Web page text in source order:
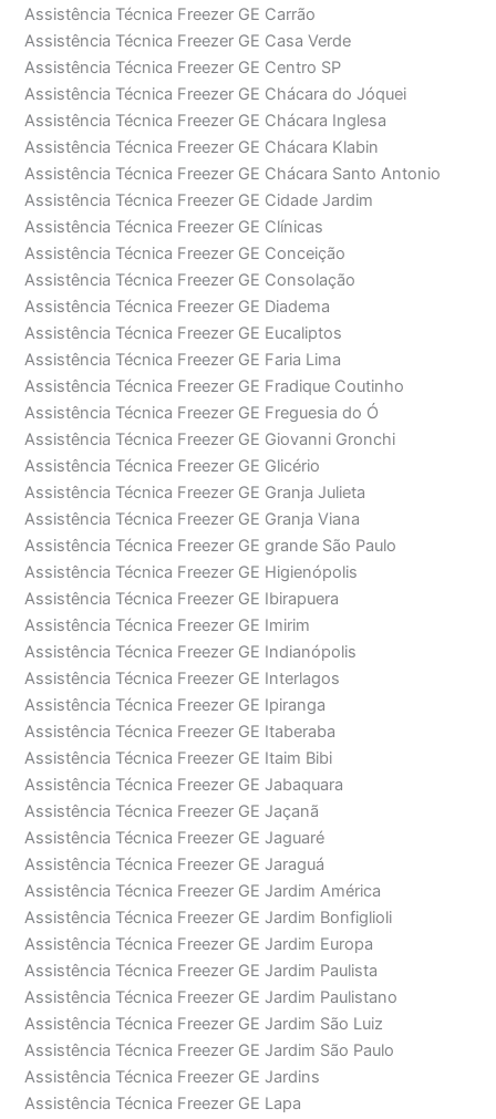
Assistência Técnica Freezer GE Carrão
Assistência Técnica Freezer GE Casa Verde
Assistência Técnica Freezer GE Centro SP
Assistência Técnica Freezer GE Chácara do Jóquei
Assistência Técnica Freezer GE Chácara Inglesa
Assistência Técnica Freezer GE Chácara Klabin
Assistência Técnica Freezer GE Chácara Santo Antonio
Assistência Técnica Freezer GE Cidade Jardim
Assistência Técnica Freezer GE Clínicas
Assistência Técnica Freezer GE Conceição
Assistência Técnica Freezer GE Consolação
Assistência Técnica Freezer GE Diadema
Assistência Técnica Freezer GE Eucaliptos
Assistência Técnica Freezer GE Faria Lima
Assistência Técnica Freezer GE Fradique Coutinho
Assistência Técnica Freezer GE Freguesia do Ó
Assistência Técnica Freezer GE Giovanni Gronchi
Assistência Técnica Freezer GE Glicério
Assistência Técnica Freezer GE Granja Julieta
Assistência Técnica Freezer GE Granja Viana
Assistência Técnica Freezer GE grande São Paulo
Assistência Técnica Freezer GE Higienópolis
Assistência Técnica Freezer GE Ibirapuera
Assistência Técnica Freezer GE Imirim
Assistência Técnica Freezer GE Indianópolis
Assistência Técnica Freezer GE Interlagos
Assistência Técnica Freezer GE Ipiranga
Assistência Técnica Freezer GE Itaberaba
Assistência Técnica Freezer GE Itaim Bibi
Assistência Técnica Freezer GE Jabaquara
Assistência Técnica Freezer GE Jaçanã
Assistência Técnica Freezer GE Jaguaré
Assistência Técnica Freezer GE Jaraguá
Assistência Técnica Freezer GE Jardim América
Assistência Técnica Freezer GE Jardim Bonfiglioli
Assistência Técnica Freezer GE Jardim Europa
Assistência Técnica Freezer GE Jardim Paulista
Assistência Técnica Freezer GE Jardim Paulistano
Assistência Técnica Freezer GE Jardim São Luiz
Assistência Técnica Freezer GE Jardim São Paulo
Assistência Técnica Freezer GE Jardins
Assistência Técnica Freezer GE Lapa